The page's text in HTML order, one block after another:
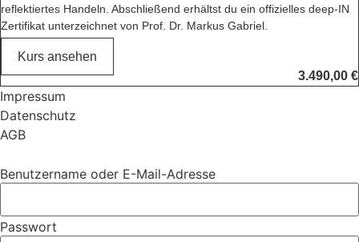
reflektiertes Handeln. Abschließend erhältst du ein offizielles deep-IN
Zertifikat unterzeichnet von Prof. Dr. Markus Gabriel.
Kurs ansehen
3.490,00 €
Impressum
Datenschutz
AGB
Benutzername oder E-Mail-Adresse
Passwort